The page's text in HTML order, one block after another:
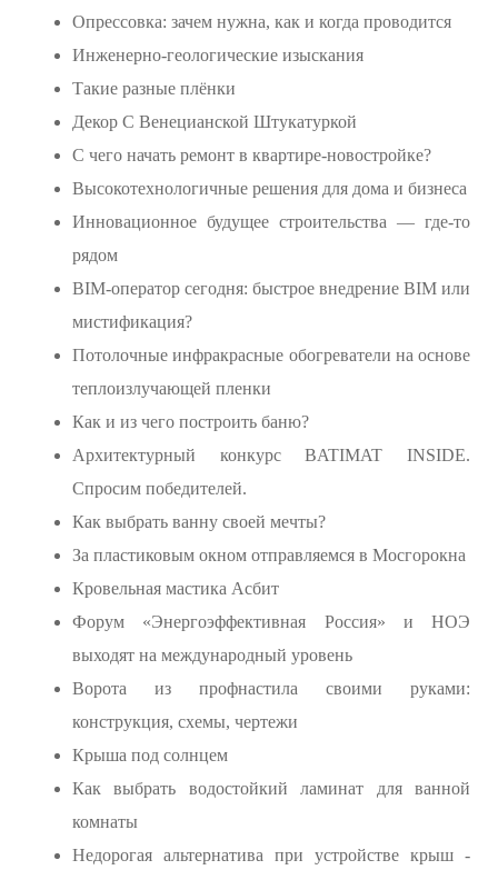
Опрессовка: зачем нужна, как и когда проводится
Инженерно-геологические изыскания
Такие разные плёнки
Декор С Венецианской Штукатуркой
C чего начать ремонт в квартире-новостройке?
Высокотехнологичные решения для дома и бизнеса
Инновационное будущее строительства — где-то
рядом
BIM-оператор сегодня: быстрое внедрение BIM или
мистификация?
Потолочные инфракрасные обогреватели на основе
теплоизлучающей пленки
Как и из чего построить баню?
Архитектурный конкурс BATIMAT INSIDE.
Спросим победителей.
Как выбрать ванну своей мечты?
За пластиковым окном отправляемся в Мосгорокна
Кровельная мастика Асбит
Форум «Энергоэффективная Россия» и НОЭ
выходят на международный уровень
Ворота из профнастила своими руками:
конструкция, схемы, чертежи
Крыша под солнцем
Как выбрать водостойкий ламинат для ванной
комнаты
Недорогая альтернатива при устройстве крыш -